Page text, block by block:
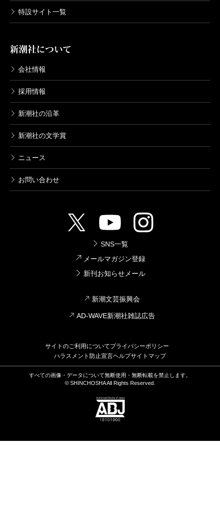
特設サイト一覧
新潮社について
会社情報
採用情報
新潮社の沿革
新潮社の文学賞
ニュース
お問い合わせ
SNS一覧
メールマガジン登録
新刊お知らせメール
新潮文芸振興会
AD-WAVE新潮社雑誌広告
サイトのご利用についてプライバシーポリシー
ハラスメント防止宣言ヘルプサイトマップ
すべての画像・データについて無断使用・無断転載を禁止します。
© SHINCHOSHA All Rights Reserved.